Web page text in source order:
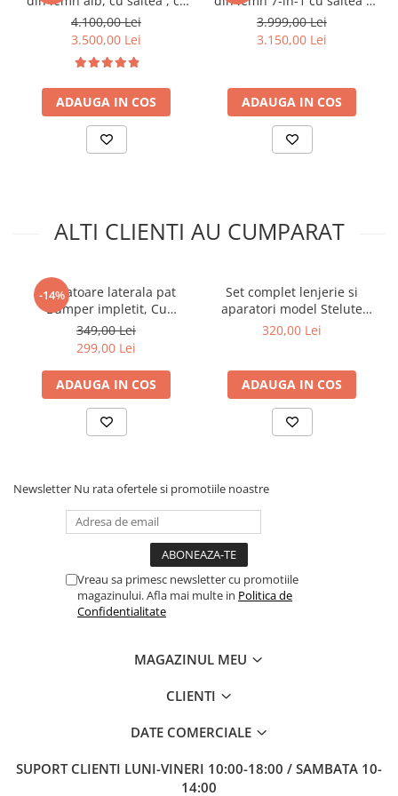
poate fi folosit pană la 12
ani
4.100,00 Lei
3.500,00 Lei
ADAUGA IN COS
natural
3.999,00 Lei
3.150,00 Lei
ADAUGA IN COS
ALTI CLIENTI AU CUMPARAT
-14%
Aparatoare laterala pat
Bumper impletit, Cu
inchidere velcro, Bumbac
Alb - Gri - Roz, 340X21 cm
349,00 Lei
299,00 Lei
ADAUGA IN COS
Set complet lenjerie si
aparatori model Stelute
bleu patut 120x60 cm
320,00 Lei
ADAUGA IN COS
Newsletter Nu rata ofertele si promotiile noastre
Vreau sa primesc newsletter cu promotiile
magazinului. Afla mai multe in Politica de
Confidentialitate
MAGAZINUL MEU
CLIENTI
DATE COMERCIALE
SUPORT CLIENTI LUNI-VINERI 10:00-18:00 / SAMBATA 10-
14:00